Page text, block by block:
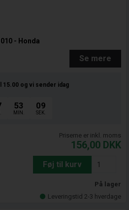
- Honda
Se mere
15.00 og vi sender idag
53
MIN.
08
SEK.
Priserne er inkl. moms
156,00 DKK
Føj til kurv
På lager
Leveringstid 2-3 hverdage